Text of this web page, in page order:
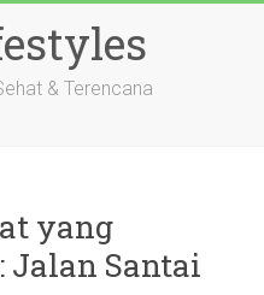
& Terencana
yang
Jalan Santai